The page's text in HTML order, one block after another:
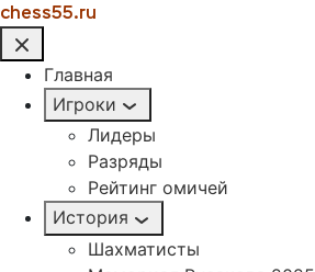
chess55.ru
Главная
Игроки
Лидеры
Разряды
Рейтинг омичей
История
Шахматисты